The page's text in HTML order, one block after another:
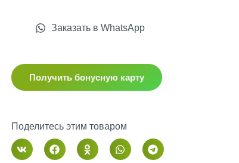
Заказать в WhatsApp
Получить бонусную карту
Поделитесь этим товаром